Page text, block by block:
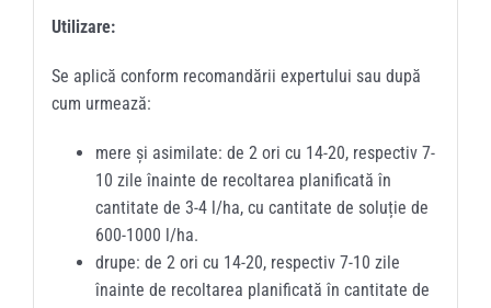
Utilizare:
Se aplică conform recomandării expertului sau după
cum urmează:
mere și asimilate: de 2 ori cu 14-20, respectiv 7-
10 zile înainte de recoltarea planificată în
cantitate de 3-4 l/ha, cu cantitate de soluție de
600-1000 l/ha.
drupe: de 2 ori cu 14-20, respectiv 7-10 zile
înainte de recoltarea planificată în cantitate de